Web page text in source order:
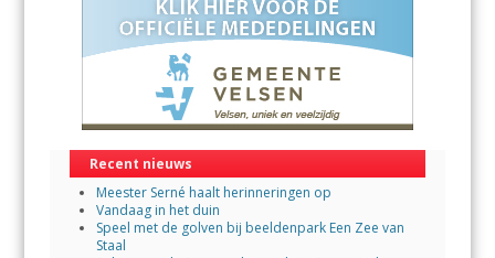
Recent nieuws
Meester Serné haalt herinneringen op
Vandaag in het duin
Speel met de golven bij beeldenpark Een Zee van
Staal